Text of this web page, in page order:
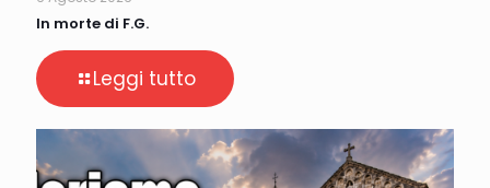
In morte di F.G.
Leggi tutto